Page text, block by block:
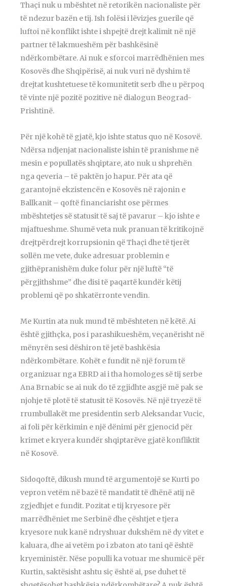
Thaçi nuk u mbështet në retorikën nacionaliste për
të ndezur bazën e tij. Ish folësi i lëvizjes guerile që
luftoi në konflikt ishte i shpejtë drejt kalimit në një
partner të lakmueshëm për bashkësinë
ndërkombëtare. Ai nuk e sforcoi marrëdhënien mes
Kosovës dhe Shqipërisë, ai nuk vuri në dyshim të
drejtat kushtetuese të komunitetit serb dhe u përpoq
të vinte një pozitë pozitive në dialogun Beograd-
Prishtinë.
Për një kohë të gjatë, kjo ishte status quo në Kosovë.
Ndërsa ndjenjat nacionaliste ishin të pranishme në
mesin e popullatës shqiptare, ato nuk u shprehën
nga qeveria – të paktën jo hapur. Për ata që
garantojnë ekzistencën e Kosovës në rajonin e
Ballkanit – qoftë financiarisht ose përmes
mbështetjes së statusit të saj të pavarur – kjo ishte e
mjaftueshme. Shumë veta nuk pranuan të kritikojnë
drejtpërdrejt korrupsionin që Thaçi dhe të tjerët
sollën me vete, duke adresuar problemin e
gjithëpranishëm duke folur për një luftë “të
përgjithshme” dhe disi të paqartë kundër këtij
problemi që po shkatërronte vendin.
Me Kurtin ata nuk mund të mbështeten në këtë. Ai
është gjithçka, pos i parashikueshëm, veçanërisht në
mënyrën sesi dëshiron të jetë bashkësia
ndërkombëtare. Kohët e fundit në një forum të
organizuar nga EBRD ai i tha homologes së tij serbe
Ana Brnabic se ai nuk do të zgjidhte asgjë më pak se
njohje të plotë të statusit të Kosovës. Në një tryezë të
rrumbullakët me presidentin serb Aleksandar Vucic,
ai foli për kërkimin e një dënimi për gjenocid për
krimet e kryera kundër shqiptarëve gjatë konfliktit
në Kosovë.
Sidoqoftë, dikush mund të argumentojë se Kurti po
vepron vetëm në bazë të mandatit të dhënë atij në
zgjedhjet e fundit. Pozitat e tij kryesore për
marrëdhëniet me Serbinë dhe çështjet e tjera
kryesore nuk kanë ndryshuar dukshëm në dy vitet e
kaluara, dhe ai vetëm po i zbaton ato tani që është
kryeministër. Nëse populli ka votuar me shumicë për
Kurtin, saktësisht ashtu siç është ai, pse duhet të